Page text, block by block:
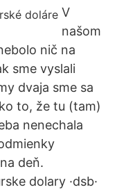
V
našom
nič na
sme vyslali
dvaja sme sa
to, že tu (tam)
nenechala
deň.
dolary ·dsb·